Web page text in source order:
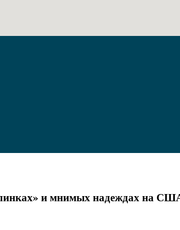
и мнимых надеждах на